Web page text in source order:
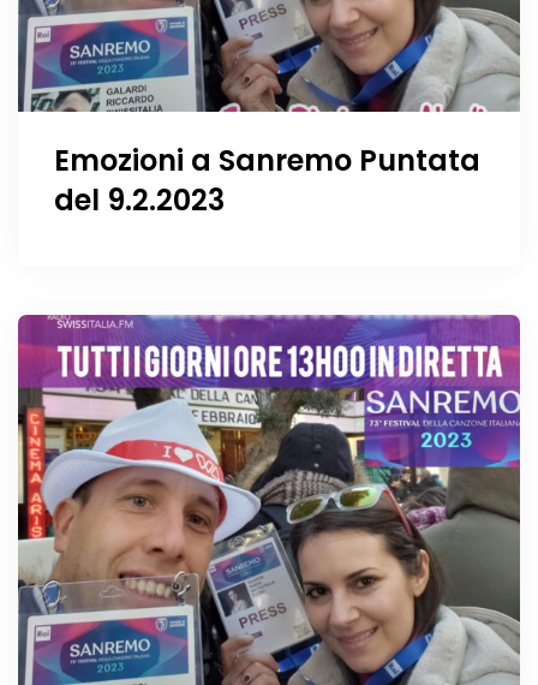
Emozioni a Sanremo Puntata
del 9.2.2023